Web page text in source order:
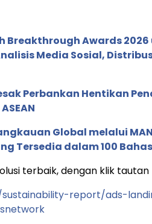
Breakthrough Awards
Media Sosial,
Perbankan Hentikan
Global melalui
Tersedia dalam 100
terbaik, dengan klik tautan
report/ads-